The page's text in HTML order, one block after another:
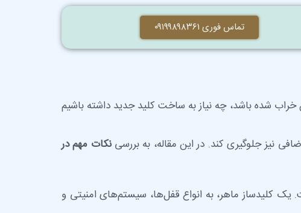
تماس فوری ۰۹۱۹۹۸۹۸۳۶۱
خراب شده باشد، چه نیاز به ساخت کلید جدید داشته باشیم
نیز جلوگیری کند. در این مقاله، به بررسینکات مهم در
کلیدساز ماهر، به انواع قفل‌ها، سیستم‌های امنیتی و